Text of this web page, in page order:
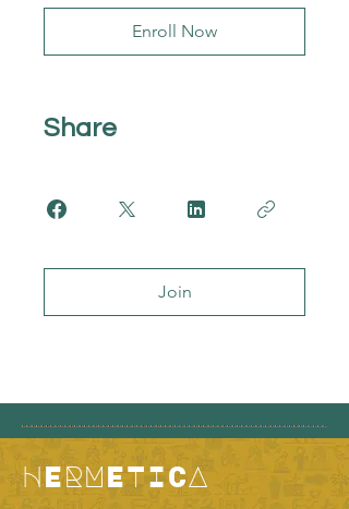
Enroll Now
Share
Join
HERMETICA